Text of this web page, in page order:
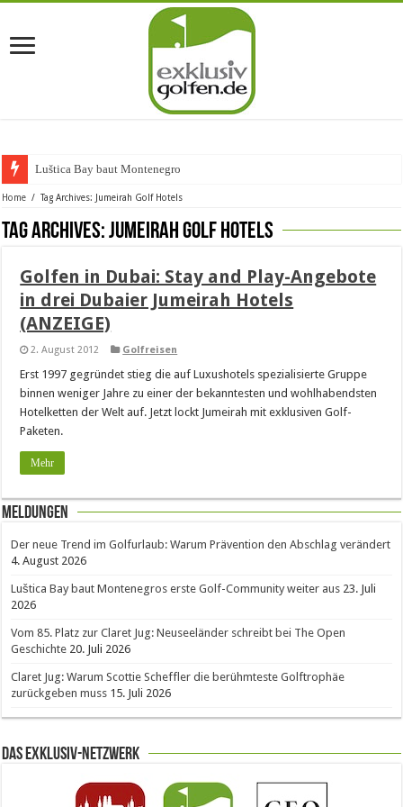
Luštica Bay baut Montenegros e
Home / Tag Archives: Jumeirah Golf Hotels
Tag Archives:Jumeirah Golf Hotels
Golfen in Dubai: Stay and Play-Angebote
in drei Dubaier Jumeirah Hotels
(ANZEIGE)
2. August 2012 Golfreisen
Erst 1997 gegründet stieg die auf Luxushotels spezialisierte Gruppe
binnen weniger Jahre zu einer der bekanntesten und wohlhabendsten
Hotelketten der Welt auf. Jetzt lockt Jumeirah mit exklusiven Golf-
Paketen.
Mehr
Meldungen
Der neue Trend im Golfurlaub: Warum Prävention den Abschlag verändert
4. August 2026
Luštica Bay baut Montenegros erste Golf-Community weiter aus 23. Juli
2026
Vom 85. Platz zur Claret Jug: Neuseeländer schreibt bei The Open
Geschichte 20. Juli 2026
Claret Jug: Warum Scottie Scheffler die berühmteste Golftrophäe
zurückgeben muss 15. Juli 2026
Das Exklusiv-Netzwerk